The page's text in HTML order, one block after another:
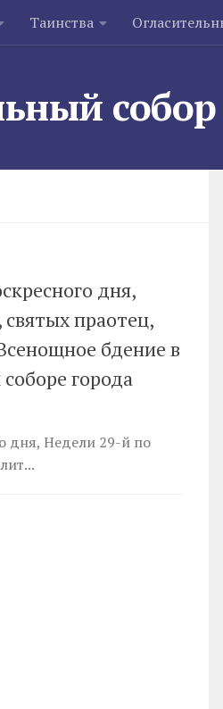
Таинства
собор
дня,
праотец,
бдение в
города
дня, Недели 29-й по